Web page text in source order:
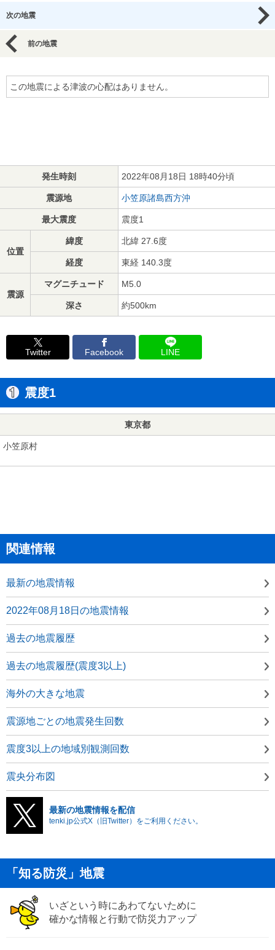
次の地震
前の地震
この地震による津波の心配はありません。
発生時刻 2022年08月18日 18時40分頃
震源地 小笠原諸島西方沖
最大震度 震度1
位置
緯度 北緯 27.6度
経度 東経 140.3度
震源
マグニチュード M5.0
深さ 約500km
Twitter Facebook LINE
震度1
東京都
小笠原村
関連情報
最新の地震情報
2022年08月18日の地震情報
過去の地震履歴
過去の地震履歴(震度3以上)
海外の大きな地震
震源地ごとの地震発生回数
震度3以上の地域別観測回数
震央分布図
最新の地震情報を配信
tenki.jp公式X（旧Twitter）をご利用ください。
「知る防災」地震
いざという時にあわてないために
確かな情報と行動で防災力アップ